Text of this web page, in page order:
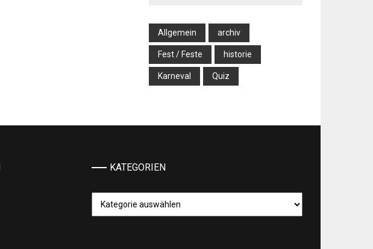
Allgemein archiv
Fest / Feste historie
Karneval Quiz
KATEGORIEN